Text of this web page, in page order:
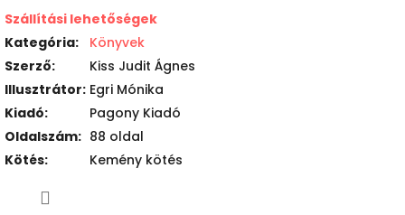
Szállítási lehetőségek
Kategória:
Könyvek
Szerző:
Kiss Judit Ágnes
Illusztrátor: Egri Mónika
Kiadó:
Pagony Kiadó
Oldalszám: 88 oldal
Kötés: Kemény kötés